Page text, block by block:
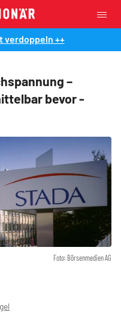
verdoppeln ++
–
bevor -
Foto: Börsenmedien AG